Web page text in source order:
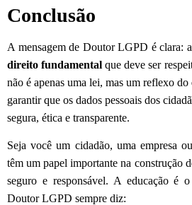
Conclusão
A mensagem de Doutor LGPD é clara: a
direito fundamental que deve ser
não é apenas uma lei, mas um reflexo
garantir que os dados pessoais dos
segura, ética e transparente.
Seja você um cidadão, uma empresa
têm um papel importante na construção
seguro e responsável. A educação é
Doutor LGPD sempre diz: